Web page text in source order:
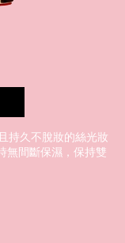
持久不脫妝的絲光妝
無間斷保濕，保持雙